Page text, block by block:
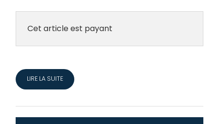
Cet article est payant
LIRE LA SUITE